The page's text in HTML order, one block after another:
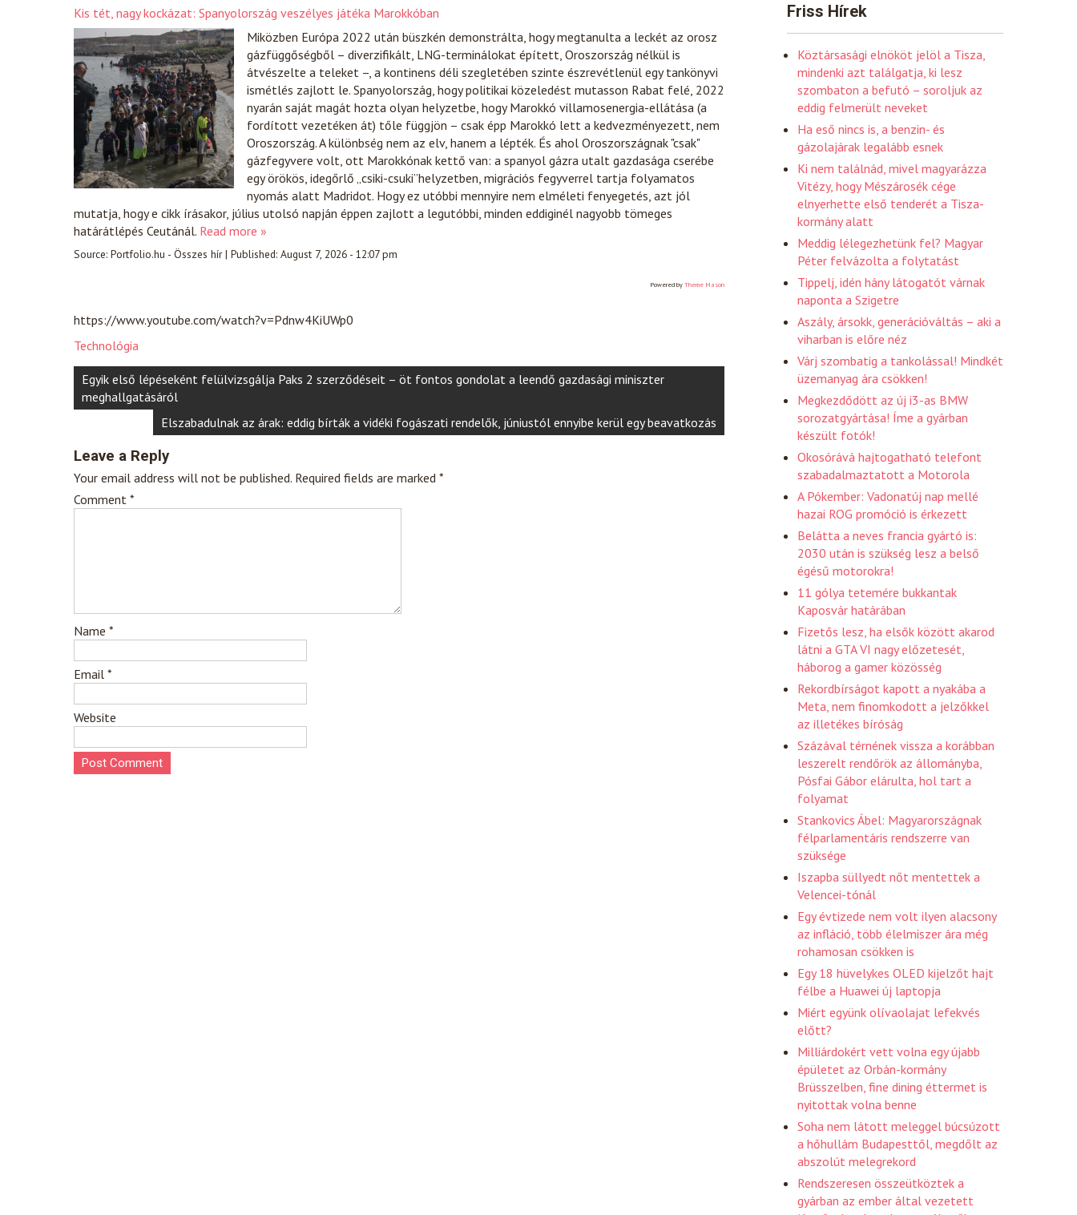
Kis tét, nagy kockázat: Spanyolország veszélyes játéka Marokkóban
Miközben Európa 2022 után büszkén demonstrálta, hogy megtanulta a leckét az orosz
gázfüggőségből – diverzifikált, LNG-terminálokat épített, Oroszország nélkül is
átvészelte a teleket –, a kontinens déli szegletében szinte észrevétlenül egy tankönyvi
ismétlés zajlott le. Spanyolország, hogy politikai közeledést mutasson Rabat felé, 2022
nyarán saját magát hozta olyan helyzetbe, hogy Marokkó villamosenergia-ellátása (a
fordított vezetéken át) tőle függjön – csak épp Marokkó lett a kedvezményezett, nem
Oroszország. A különbség nem az elv, hanem a lépték. És ahol Oroszországnak "csak"
gázfegyvere volt, ott Marokkónak kettő van: a spanyol gázra utalt gazdasága cserébe
egy örökös, idegőrlő „csiki-csuki”helyzetben, migrációs fegyverrel tartja folyamatos
nyomás alatt Madridot. Hogy ez utóbbi mennyire nem elméleti fenyegetés, azt jól
mutatja, hogy e cikk írásakor, július utolsó napján éppen zajlott a legutóbbi, minden eddiginél nagyobb tömeges
határátlépés Ceutánál. Read more »
Source: Portfolio.hu - Összes hír| Published: August 7, 2026 - 12:07 pm
Powered by Theme Mason
https://www.youtube.com/watch?v=Pdnw4KiUWp0
Technológia
Post
navigation
Egyik első lépéseként felülvizsgálja Paks 2 szerződéseit – öt fontos gondolat a leendő gazdasági miniszter
meghallgatásáról
Elszabadulnak az árak: eddig bírták a vidéki fogászati rendelők, júniustól ennyibe kerül egy beavatkozás
Leave a Reply
Your email address will not be published. Required fields are marked *
Comment *
Name *
Email *
Website
Friss Hírek
Köztársasági elnököt jelöl a Tisza,
mindenki azt találgatja, ki lesz
szombaton a befutó – soroljuk az
eddig felmerült neveket
Ha eső nincs is, a benzin- és
gázolajárak legalább esnek
Ki nem találnád, mivel magyarázza
Vitézy, hogy Mészárosék cége
elnyerhette első tenderét a Tisza-
kormány alatt
Meddig lélegezhetünk fel? Magyar
Péter felvázolta a folytatást
Tippelj, idén hány látogatót várnak
naponta a Szigetre
Aszály, ársokk, generációváltás – aki a
viharban is előre néz
Várj szombatig a tankolással! Mindkét
üzemanyag ára csökken!
Megkezdődött az új i3-as BMW
sorozatgyártása! Íme a gyárban
készült fotók!
Okosórává hajtogatható telefont
szabadalmaztatott a Motorola
A Pókember: Vadonatúj nap mellé
hazai ROG promóció is érkezett
Belátta a neves francia gyártó is:
2030 után is szükség lesz a belső
égésű motorokra!
11 gólya tetemére bukkantak
Kaposvár határában
Fizetős lesz, ha elsők között akarod
látni a GTA VI nagy előzetesét,
háborog a gamer közösség
Rekordbírságot kapott a nyakába a
Meta, nem finomkodott a jelzőkkel
az illetékes bíróság
Százával térnének vissza a korábban
leszerelt rendőrök az állományba,
Pósfai Gábor elárulta, hol tart a
folyamat
Stankovics Ábel: Magyarországnak
félparlamentáris rendszerre van
szüksége
Iszapba süllyedt nőt mentettek a
Velencei-tónál
Egy évtizede nem volt ilyen alacsony
az infláció, több élelmiszer ára még
rohamosan csökken is
Egy 18 hüvelykes OLED kijelzőt hajt
félbe a Huawei új laptopja
Miért együnk olívaolajat lefekvés
előtt?
Milliárdokért vett volna egy újabb
épületet az Orbán-kormány
Brüsszelben, fine dining éttermet is
nyitottak volna benne
Soha nem látott meleggel búcsúzott
a hőhullám Budapesttől, megdőlt az
abszolút melegrekord
Rendszeresen összeütköztek a
gyárban az ember által vezetett